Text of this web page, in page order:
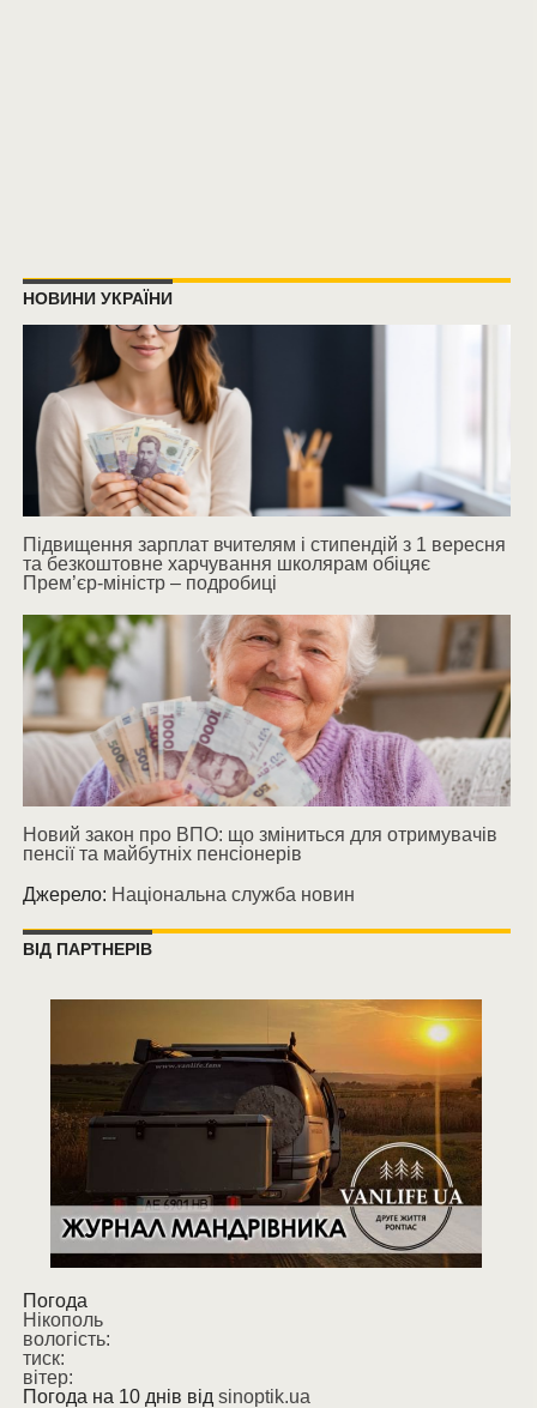
НОВИНИ УКРАЇНИ
Підвищення зарплат вчителям і стипендій з 1 вересня
та безкоштовне харчування школярам обіцяє
Прем’єр-міністр – подробиці
Новий закон про ВПО: що зміниться для отримувачів
пенсії та майбутніх пенсіонерів
Джерело: Національна служба новин
ВІД ПАРТНЕРІВ
Погода
Нікополь
вологість:
тиск:
вітер:
Погода на 10 днів від sinoptik.ua